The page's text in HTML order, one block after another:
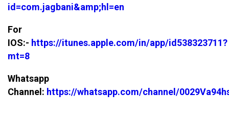
id=com.jagbani&amp;hl=en
For
IOS:- https://itunes.apple.com/in/app/id538323711?
mt=8
Whatsapp
Channel: https://whatsapp.com/channel/